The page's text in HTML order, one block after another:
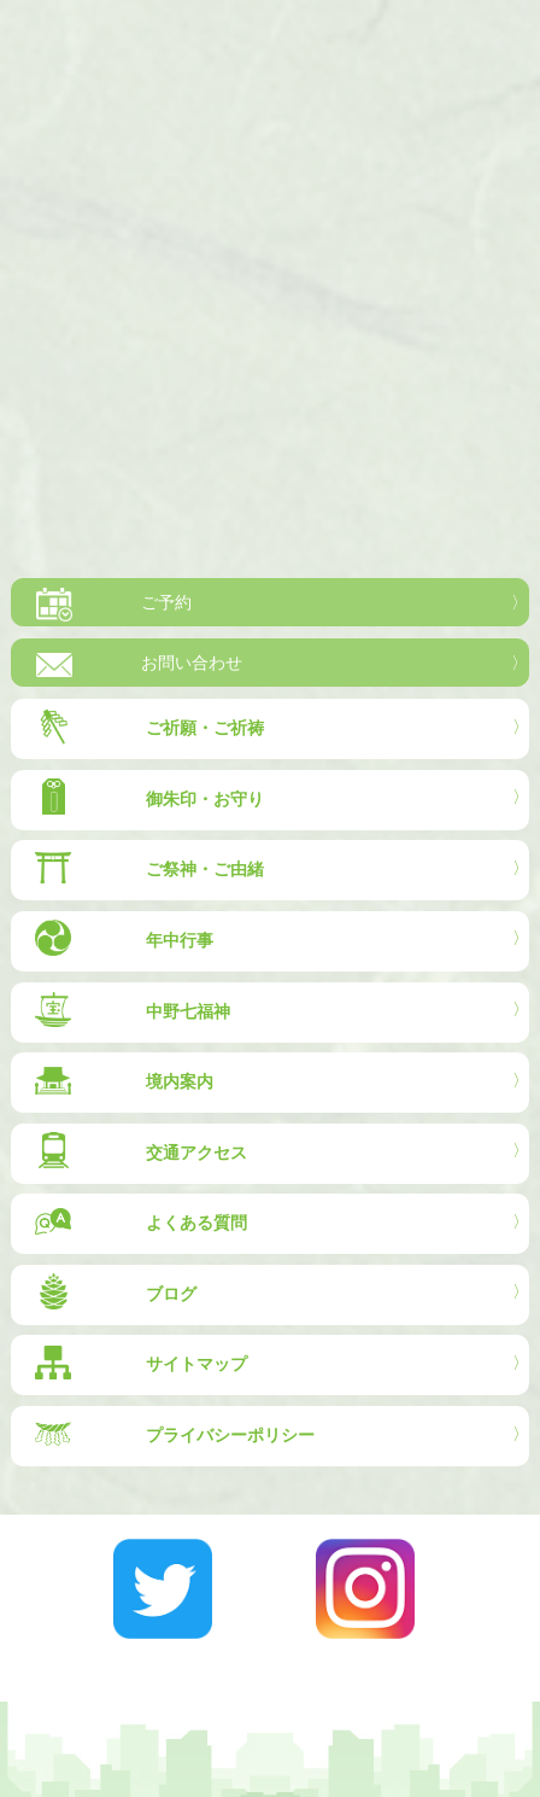
ご予約
お問い合わせ
ご祈願・ご祈祷
御朱印・お守り
ご祭神・ご由緒
年中行事
中野七福神
境内案内
交通アクセス
よくある質問
ブログ
サイトマップ
プライバシーポリシー